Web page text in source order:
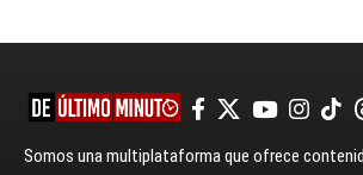
Somos una multiplataforma que ofrece